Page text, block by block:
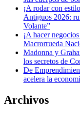
¡A rodar con
Antiguos 2026:
Volante”
¡A hacer
Macrorrueda
Madonna y
los secretos de
De
acelera la
Archivos